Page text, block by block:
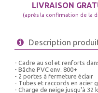
LIVRAISON
(après la confirmation de la
Description
- Cadre au sol et renforts
- Bâche PVC env. 800+
- 2 portes à fermeture éclair
- Tubes et raccords en acier
- Charge de neige jusqu'à 32